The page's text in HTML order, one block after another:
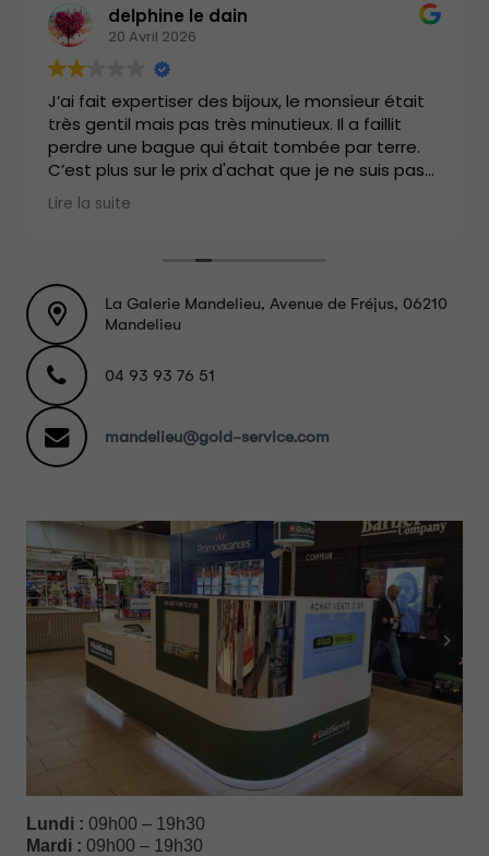
delphine le dain
20 Avril 2026
J’ai fait expertiser des bijoux, le monsieur était
très gentil mais pas très minutieux. Il a faillit
perdre une bague qui était tombée par terre.
C’est plus sur le prix d'achat que je ne suis pas
satisfaite, heureusement qu’une passante m’a
prévenue, 20€ de moins le gramme d'or 18
plus généreux, j’y ai vendu mes bijoux du coup.
Lire la suite
La Galerie Mandelieu, Avenue de Fréjus, 06210
Mandelieu
04 93 93 76 51
mandelieu@gold-service.com
Lundi : 09h00 – 19h30
Mardi : 09h00 – 19h30